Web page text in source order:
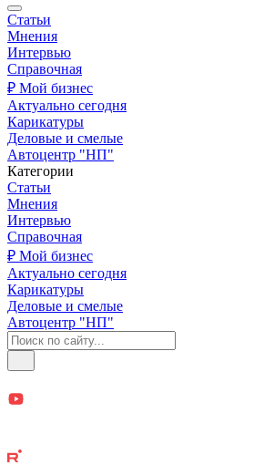
Статьи
Мнения
Интервью
Справочная
₽ Мой бизнес
Актуально сегодня
Карикатуры
Деловые и смелые
Автоцентр "НП"
Категории
Статьи
Мнения
Интервью
Справочная
₽ Мой бизнес
Актуально сегодня
Карикатуры
Деловые и смелые
Автоцентр "НП"